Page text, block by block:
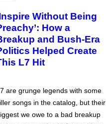
Without Being
How a
and Bush-Era
Helped Create
L7 Hit
are grunge legends with some
songs in the catalog, but their
we owe to a bad breakup